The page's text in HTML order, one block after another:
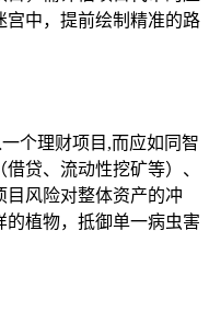
宫中，提前绘制精准的路
个理财项目,而应如同智
贷、流动性挖矿等）、
目风险对整体资产的冲
的植物，抵御单一病虫害